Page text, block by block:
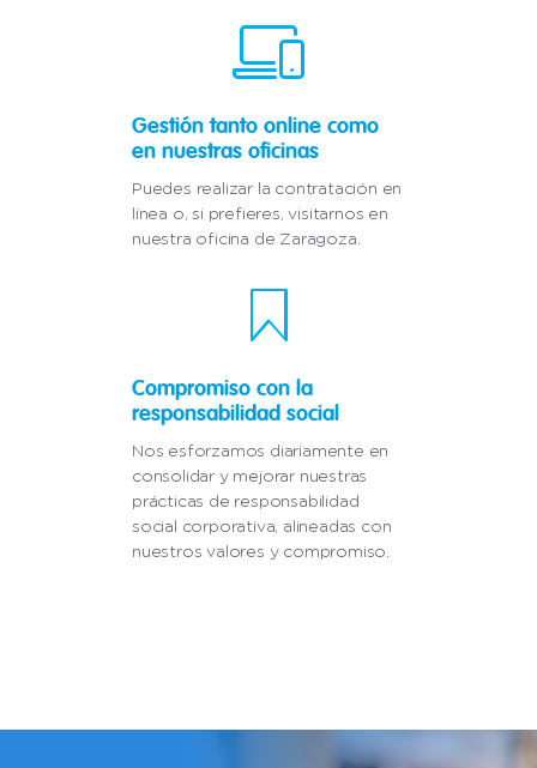
Gestión tanto online como
en nuestras oficinas
Puedes realizar la contratación en
línea o, si prefieres, visitarnos en
nuestra oficina de Zaragoza.
Compromiso con la
responsabilidad social
Nos esforzamos diariamente en
consolidar y mejorar nuestras
prácticas de responsabilidad
social corporativa, alineadas con
nuestros valores y compromiso.